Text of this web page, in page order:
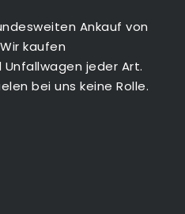
Ankauf von
kaufen
jeder Art.
bei uns keine Rolle.